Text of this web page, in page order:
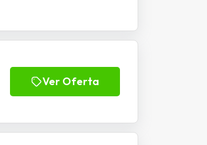
Ver Oferta